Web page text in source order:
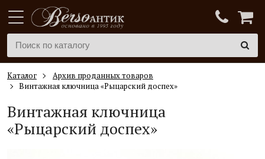
Каталог
Архив проданных товаров
Винтажная ключница «Рыцарский доспех»
Винтажная ключница
«Рыцарский доспех»